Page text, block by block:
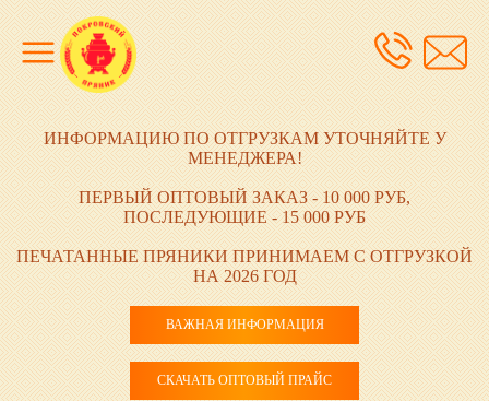
ИНФОРМАЦИЮ ПО ОТГРУЗКАМ УТОЧНЯЙТЕ У
МЕНЕДЖЕРА!
ПЕРВЫЙ ОПТОВЫЙ ЗАКАЗ - 10 000 РУБ,
ПОСЛЕДУЮЩИЕ - 15 000 РУБ
ПЕЧАТАННЫЕ ПРЯНИКИ ПРИНИМАЕМ С ОТГРУЗКОЙ
НА 2026 ГОД
ВАЖНАЯ ИНФОРМАЦИЯ
СКАЧАТЬ ОПТОВЫЙ ПРАЙС